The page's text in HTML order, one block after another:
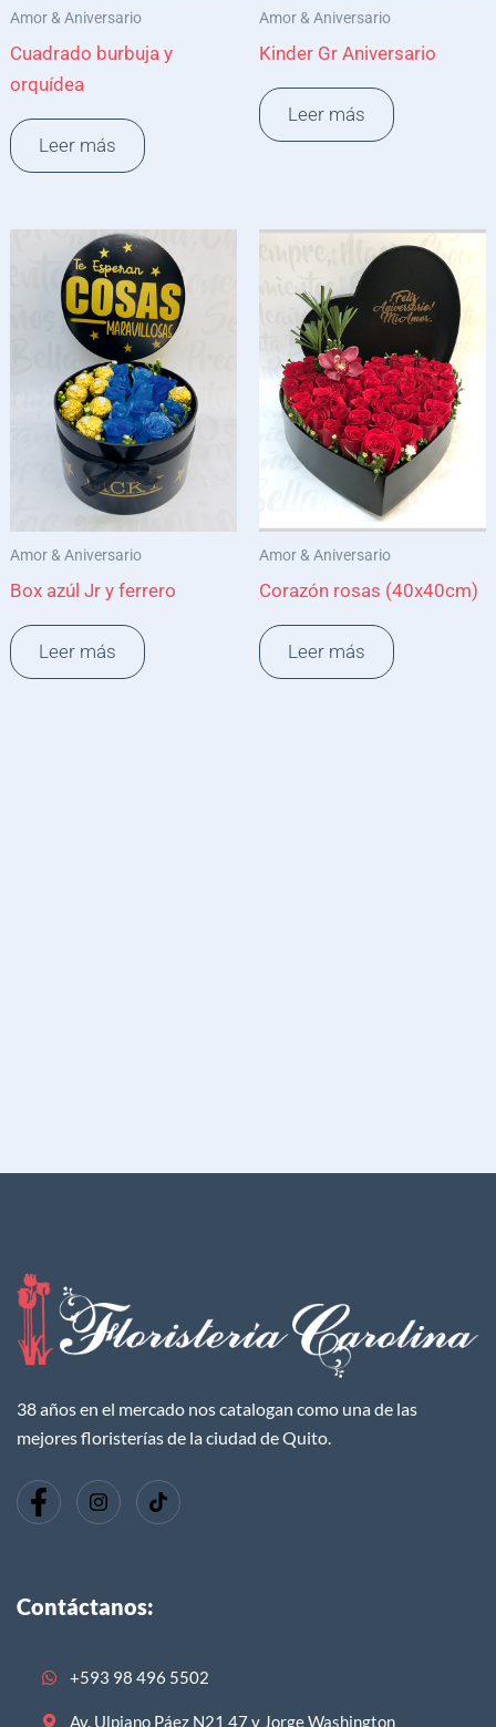
Amor & Aniversario
Cuadrado burbuja y
orquídea
Leer más
Amor & Aniversario
Kinder Gr Aniversario
Leer más
Amor & Aniversario
Box azúl Jr y ferrero
Leer más
Amor & Aniversario
Corazón rosas (40x40cm)
Leer más
38 años en el mercado nos catalogan como una de las
mejores floristerías de la ciudad de Quito.
Contáctanos:
+593 98 496 5502
Av. Ulpiano Páez N21 47 y Jorge Washington